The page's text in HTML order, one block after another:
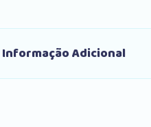
Informação Adicional